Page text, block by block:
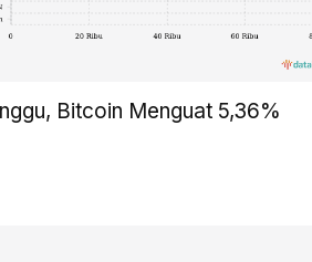
Bitcoin Menguat 5,36%